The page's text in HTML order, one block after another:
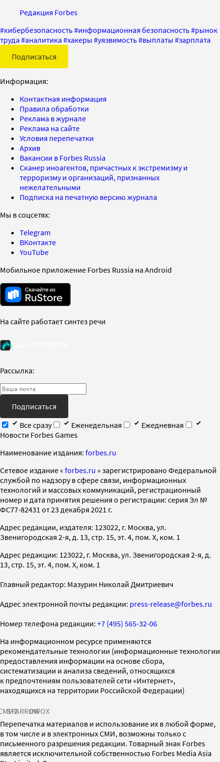
Редакция Forbes
#кибербезопасность#информационная безопасность#рынок
труда #аналитика #хакеры #уязвимость#выплаты #зарплата
Подписаться
Информация:
Контактная информация
Правила обработки
Реклама в журнале
Реклама на сайте
Условия перепечатки
Архив
Вакансии в Forbes Russia
Сканер иноагентов, причастных к экстремизму и
терроризму и организаций, признанных
нежелательными
Подписка на печатную версию журнала
Мы в соцсетях:
Telegram
ВКонтакте
YouTube
Мобильное приложение Forbes Russia на Android
На сайте работает синтез речи
Рассылка:
Подписаться
Все сразу
Еженедельная
Ежедневная
Новости Forbes Games
Наименование издания: forbes.ru
Cетевое издание « forbes.ru » зарегистрировано Федеральной
службой по надзору в сфере связи, информационных
технологий и массовых коммуникаций, регистрационный
номер и дата принятия решения о регистрации: серия Эл №
ФС77-82431 от 23 декабря 2021 г.
Адрес редакции, издателя: 123022, г. Москва, ул.
Звенигородская 2-я, д. 13, стр. 15, эт. 4, пом. X, ком. 1
Адрес редакции: 123022, г. Москва, ул. Звенигородская 2-я, д.
13, стр. 15, эт. 4, пом. X, ком. 1
Главный редактор: Мазурин Николай Дмитриевич
Адрес электронной почты редакции: press-release@forbes.ru
Номер телефона редакции: +7 (495) 565-32-06
На информационном ресурсе применяются
рекомендательные технологии (информационные технологии
предоставления информации на основе сбора,
систематизации и анализа сведений, относящихся
к предпочтениям пользователей сети «Интернет»,
находящихся на территории Российской Федерации)
SPARROWINFOX
Перепечатка материалов и использование их в любой форме,
в том числе и в электронных СМИ, возможны только с
письменного разрешения редакции. Товарный знак Forbes
является исключительной собственностью Forbes Media Asia